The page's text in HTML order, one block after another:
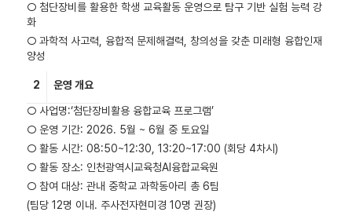
○ 첨단장비를 활용한 학생 교육활동 운영으로 탐구 기반 실험 능력 강
화
○ 과학적 사고력, 융합적 문제해결력, 창의성을 갖춘 미래형 융합인재
양성
2 운영 개요
○ 사업명:‘첨단장비활용 융합교육 프로그램’
○ 운영 기간: 2026. 5월 ~ 6월 중 토요일
○ 활동 시간: 08:50~12:30, 13:20~17:00 (회당 4차시)
○ 활동 장소: 인천광역시교육청AI융합교육원
○ 참여 대상: 관내 중학교 과학동아리 총 6팀
(팀당 12명 이내. 주사전자현미경 10명 권장)